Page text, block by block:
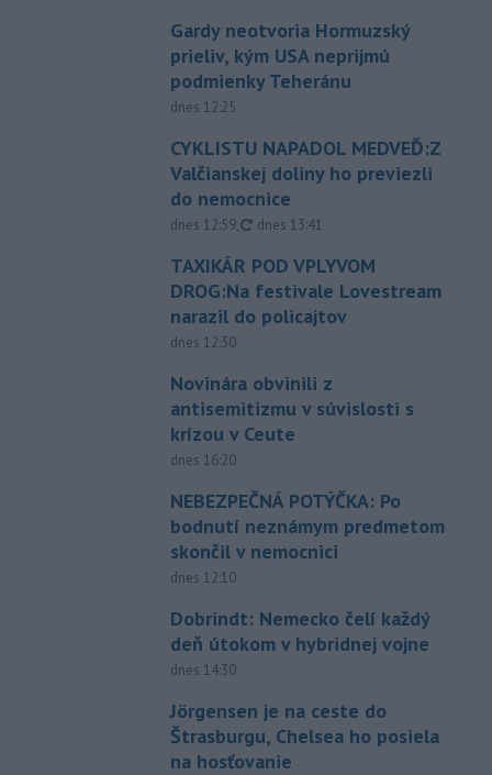
Gardy neotvoria Hormuzský
prieliv, kým USA neprijmú
podmienky Teheránu
dnes 12:25
CYKLISTU NAPADOL MEDVEĎ:Z
Valčianskej doliny ho previezli
do nemocnice
dnes 12:59, aktualizované
dnes 13:41
TAXIKÁR POD VPLYVOM
DROG:Na festivale Lovestream
narazil do policajtov
dnes 12:30
Novinára obvinili z
antisemitizmu v súvislosti s
krízou v Ceute
dnes 16:20
NEBEZPEČNÁ POTÝČKA: Po
bodnutí neznámym predmetom
skončil v nemocnici
dnes 12:10
Dobrindt: Nemecko čelí každý
deň útokom v hybridnej vojne
dnes 14:30
Jörgensen je na ceste do
Štrasburgu, Chelsea ho posiela
na hosťovanie